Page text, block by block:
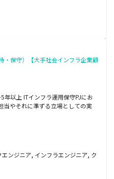
・保守）【大手社会インフラ企業顧
以上 ITインフラ運用保守PJにお
当やそれに準ずる立場としての実
ンジニア, インフラエンジニア, ク